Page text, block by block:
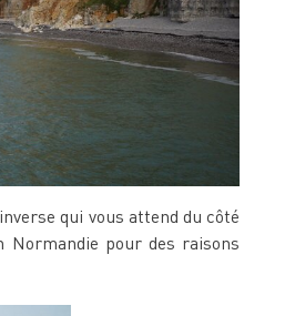
qui vous attend du côté
pour des raisons